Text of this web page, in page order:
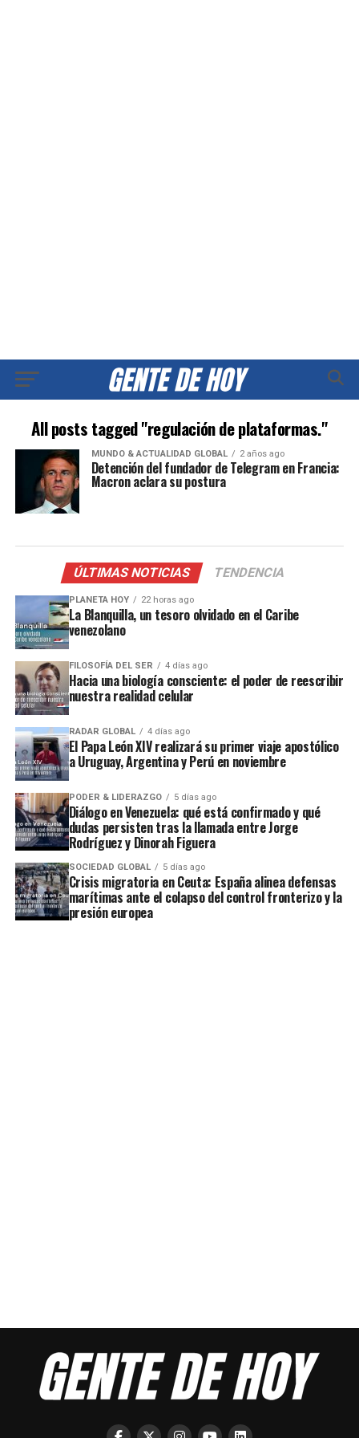
All posts tagged "regulación de plataformas."
MUNDO & ACTUALIDAD GLOBAL 2 años ago
Detención del fundador de Telegram en Francia:
Macron aclara su postura
ÚLTIMAS NOTICIAS TENDENCIA
PLANETA HOY 22 horas ago
La Blanquilla, un tesoro olvidado en el Caribe
venezolano
FILOSOFÍA DEL SER 4 días ago
Hacia una biología consciente: el poder de reescribir
nuestra realidad celular
RADAR GLOBAL 4 días ago
El Papa León XIV realizará su primer viaje apostólico
a Uruguay, Argentina y Perú en noviembre
PODER & LIDERAZGO 5 días ago
Diálogo en Venezuela: qué está confirmado y qué
dudas persisten tras la llamada entre Jorge
Rodríguez y Dinorah Figuera
SOCIEDAD GLOBAL 5 días ago
Crisis migratoria en Ceuta: España alinea defensas
marítimas ante el colapso del control fronterizo y la
presión europea